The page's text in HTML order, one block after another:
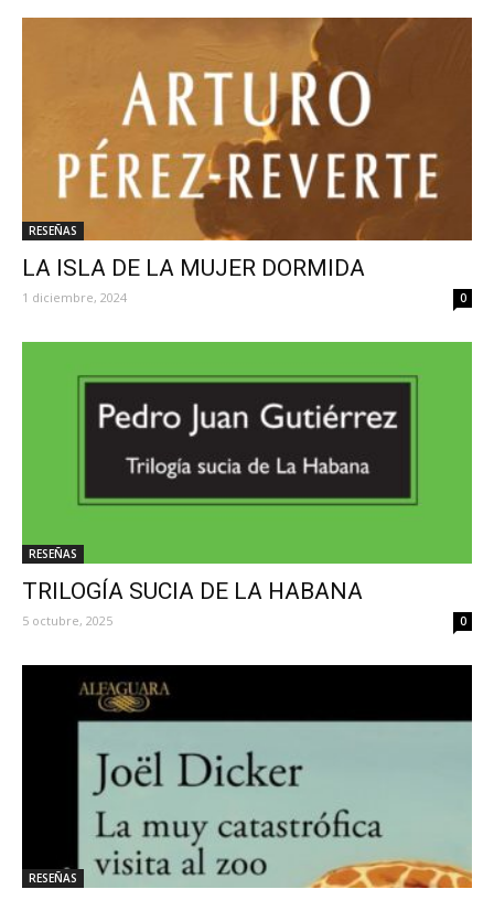
RESEÑAS
LA ISLA DE LA MUJER DORMIDA
1 diciembre, 2024 0
RESEÑAS
TRILOGÍA SUCIA DE LA HABANA
5 octubre, 2025 0
RESEÑAS